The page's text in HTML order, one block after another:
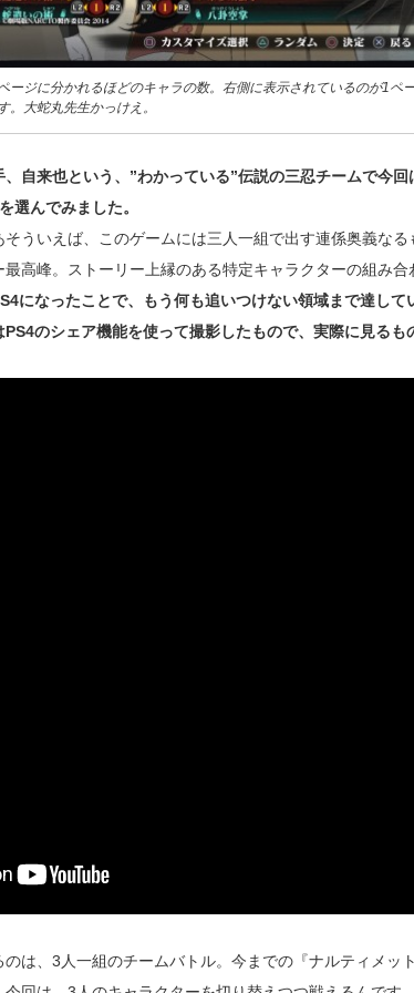
ジに分かれるほどのキャラの数。右側に表示されているのが1ペ
。大蛇丸先生かっけえ。
自来也という、”わかっている”伝説の三忍チームで今
選んでみました。
そういえば、このゲームには三人一組で出す連係奥義な
高峰。ストーリー上縁のある特定キャラクターの組み
になったことで、もう何も追いつけない領域まで達し
のシェア機能を使って撮影したもので、実際に見るも
は、3人一組のチームバトル。今までの『ナルティメッ